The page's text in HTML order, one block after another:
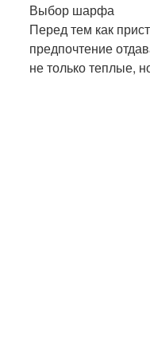
Выбор шарфа
Перед тем как
предпочтение
не только теплые,